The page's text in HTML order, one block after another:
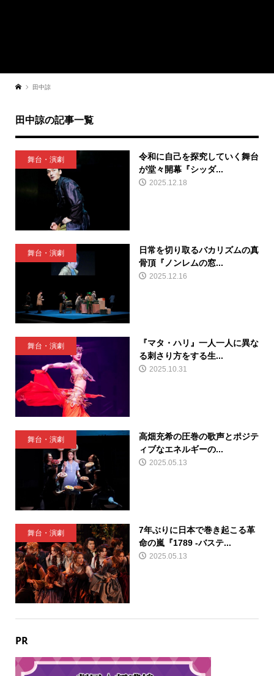
田中諒
田中諒の記事一覧
舞台・演劇
令和に自己を探究していく舞台
が堂々開幕『シッダ...
2025.12.18
舞台・演劇
日常を切り取るバカリズムの真
骨頂『ノンレムの窓...
2025.12.16
舞台・演劇
『マタ・ハリ』一人一人に異な
る刺さり方をする生...
2025.10.31
舞台・演劇
高畑充希の圧巻の歌声とポジテ
ィブなエネルギーの...
2025.05.13
舞台・演劇
7年ぶりに日本で巻き起こる革
命の嵐『1789 -バステ...
2025.05.13
PR